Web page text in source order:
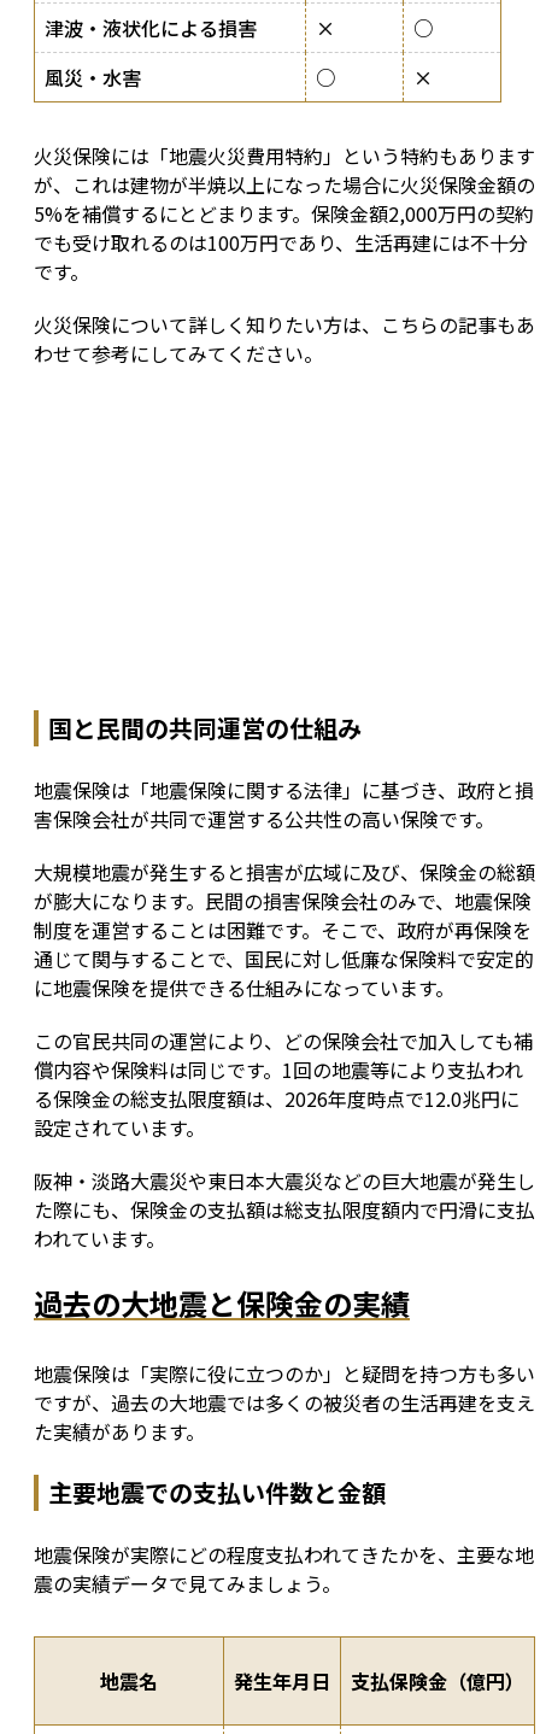
津波・液状化による損害 ×
○
風災・水害
○ ×
火災保険には「地震火災費用特約」という特約もあります
が、これは建物が半焼以上になった場合に火災保険金額の
5%を補償するにとどまります。保険金額2,000万円の契約
でも受け取れるのは100万円であり、生活再建には不十分
です。
火災保険について詳しく知りたい方は、こちらの記事もあ
わせて参考にしてみてください。
国と民間の共同運営の仕組み
地震保険は「地震保険に関する法律」に基づき、政府と損
害保険会社が共同で運営する公共性の高い保険です。
大規模地震が発生すると損害が広域に及び、保険金の総額
が膨大になります。民間の損害保険会社のみで、地震保険
制度を運営することは困難です。そこで、政府が再保険を
通じて関与することで、国民に対し低廉な保険料で安定的
に地震保険を提供できる仕組みになっています。
この官民共同の運営により、どの保険会社で加入しても補
償内容や保険料は同じです。1回の地震等により支払われ
る保険金の総支払限度額は、2026年度時点で12.0兆円に
設定されています。
阪神・淡路大震災や東日本大震災などの巨大地震が発生し
た際にも、保険金の支払額は総支払限度額内で円滑に支払
われています。
過去の大地震と保険金の実績
地震保険は「実際に役に立つのか」と疑問を持つ方も多い
ですが、過去の大地震では多くの被災者の生活再建を支え
た実績があります。
主要地震での支払い件数と金額
地震保険が実際にどの程度支払われてきたかを、主要な地
震の実績データで見てみましょう。
地震名 発生年月日 支払保険金（億円）